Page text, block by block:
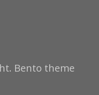
Bento theme